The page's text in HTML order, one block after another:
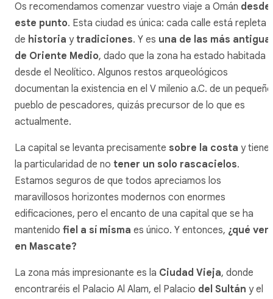
Os recomendamos comenzar vuestro viaje a Omán desde
este punto. Esta ciudad es única: cada calle está repleta
de historia ytradiciones. Y es una de las más
de Oriente Medio, dado que la zona ha estado habitada
desde el Neolítico. Algunos restos arqueológicos
documentan la existencia en el V milenio a.C. de un pequeño
pueblo de pescadores, quizás precursor de lo que es
actualmente.
La capital se levanta precisamente sobre la costa y tiene
la particularidad de no tener un solo rascacielos.
Estamos seguros de que todos apreciamos los
maravillosos horizontes modernos con enormes
edificaciones, pero el encanto de una capital que se ha
mantenido fiel a sí misma es único. Y entonces, ¿qué ver
en Mascate?
La zona más impresionante es la Ciudad Vieja, donde
encontraréis el Palacio Al Alam, el Palacio del Sultán y el